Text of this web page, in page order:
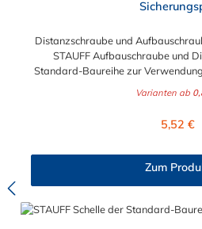
Distanzschraube und
STAUFF Aufbauschraube und
Standard-Baureihe zur
Distanzschraube ist zwischen
Varianten ab
5,52 €
Zum